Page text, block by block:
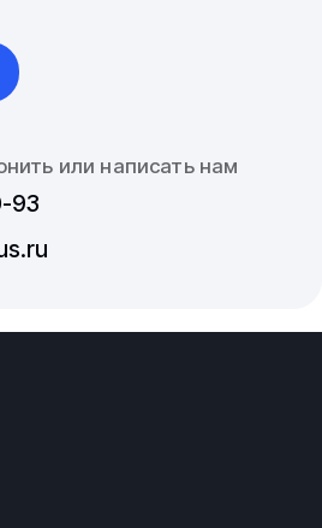
шайб, болтов и гаек.
и сплавов
арматуры.
разнообразие марок и
по территории Российской
Выполнение заказов
в том числе осуществление
условия доставки или
продуктов компании Вы
или написать нам
93